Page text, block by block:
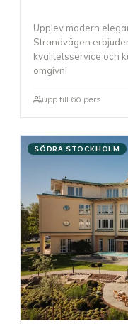
Upplev modern
Strandvägen
kvalitetsservice och
omgivni
upp till 60 pers.
SÖDRA STOCKHOLM